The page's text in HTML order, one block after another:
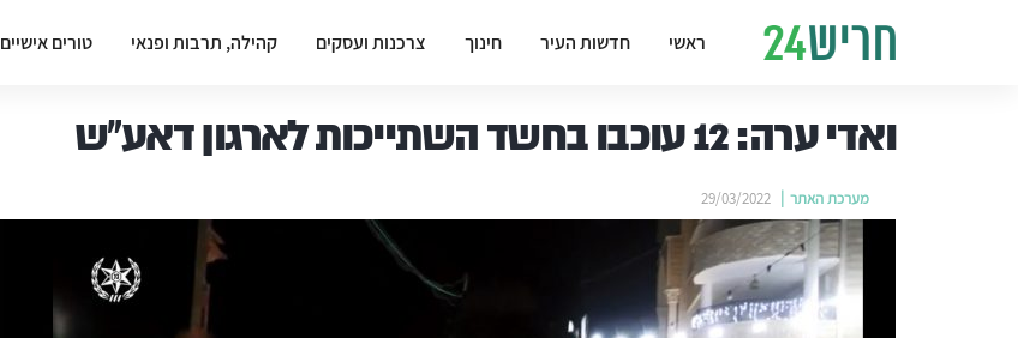
ראשי חדשות העיר חינוך צרכנות ועסקים קהילה, תרבות ופנאי טורים אישיים
ואדי ערה: 12 עוכבו בחשד השתייכות לארגון דאע"ש
מערכת האתר 29/03/2022